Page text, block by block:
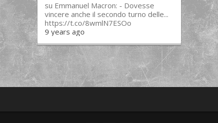
su Emmanuel Macron: - Dovesse
vincere anche il secondo turno delle...
https://t.co/8wmlN7ESOo
9 years ago